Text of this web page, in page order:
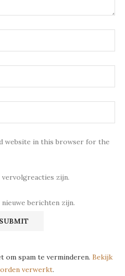
website in this browser for the
zijn.
berichten zijn.
om spam te verminderen. Bekijk
verwerkt.